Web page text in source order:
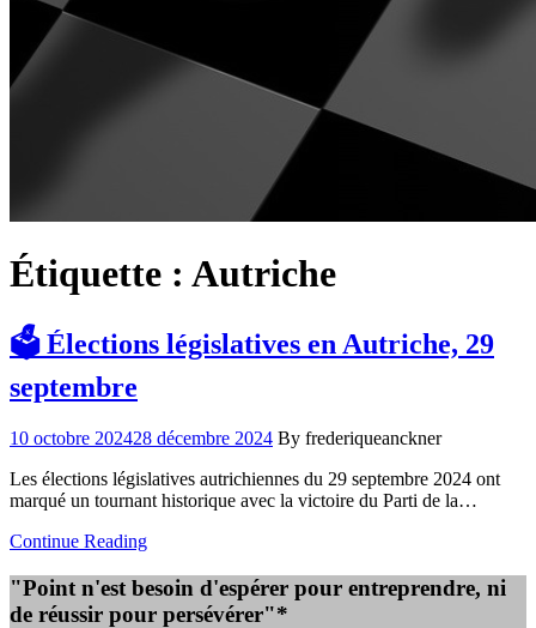
Étiquette : Autriche
🗳️ Élections législatives en Autriche, 29
septembre
10 octobre 202428 décembre 2024 By frederiqueanckner
Les élections législatives autrichiennes du 29 septembre 2024 ont
marqué un tournant historique avec la victoire du Parti de la…
Continue Reading
"Point n'est besoin d'espérer pour entreprendre, ni
de réussir pour persévérer"*